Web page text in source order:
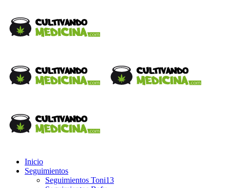
Inicio
Seguimientos
Seguimientos Toni13